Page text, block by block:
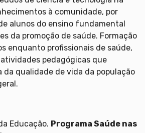
à comunidade, por
alunos do ensino fundamental
da promoção de saúde. Formação
enquanto profissionais de saúde,
pedagógicas que
da qualidade de vida da população
Educação. Programa Saúde nas